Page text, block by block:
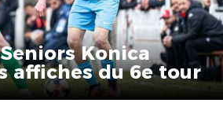
Konica
affiches du 6e tour